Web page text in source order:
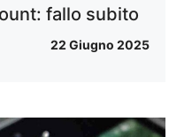
fallo subito
22 Giugno 2025